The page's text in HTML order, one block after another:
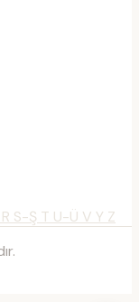
R S-Ş T U-Ü V Y Z